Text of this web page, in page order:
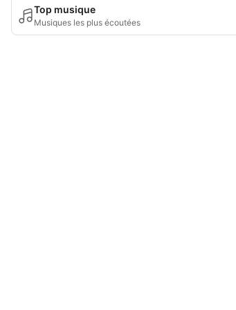
Top musique
Musiques les plus écoutées